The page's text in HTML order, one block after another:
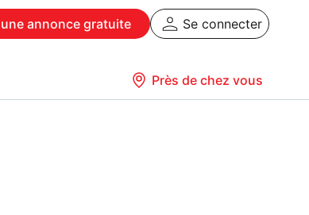
une annonce gratuite Se connecter
Près de chez vous